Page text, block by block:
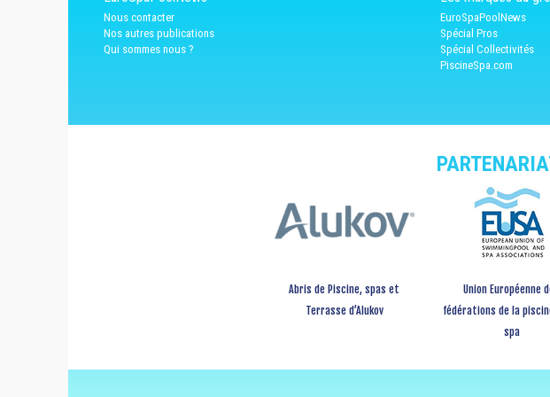
Nous contacter
Nos autres publications
Qui sommes nous ?
EuroSpaPoolNews
Spécial Pros
Spécial Collectivités
PiscineSpa.com
Abris de Piscine, spas et
Terrasse d’Alukov
Union Européenne
fédérations de la
spa